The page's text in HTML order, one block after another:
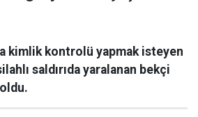
kimlik kontrolü yapmak isteyen
saldırıda yaralanan bekçi